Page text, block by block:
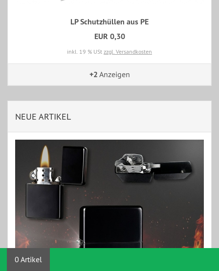
LP Schutzhüllen aus PE
EUR 0,30
inkl. 19 % USt zzgl. Versandkosten
+2 Anzeigen
NEUE ARTIKEL
0 Artikel